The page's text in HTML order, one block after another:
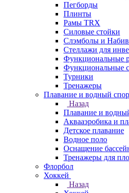
Пегборды
Плинты
Рамы TRX
Силовые стойки
Слэмболы и
Стеллажи для
Функциональные
Функциональные
Турники
Тренажеры
Плавание и водный
Назад
Плавание и
Аквааэробика и
Детское плавание
Водное поло
Оснащение
Тренажеры для
Флорбол
Хоккей
Назад